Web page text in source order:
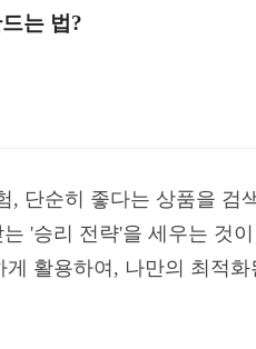
는 법?
, 단순히 좋다는 상품을 검
'승리 전략'을 세우는 것
활용하여, 나만의 최적